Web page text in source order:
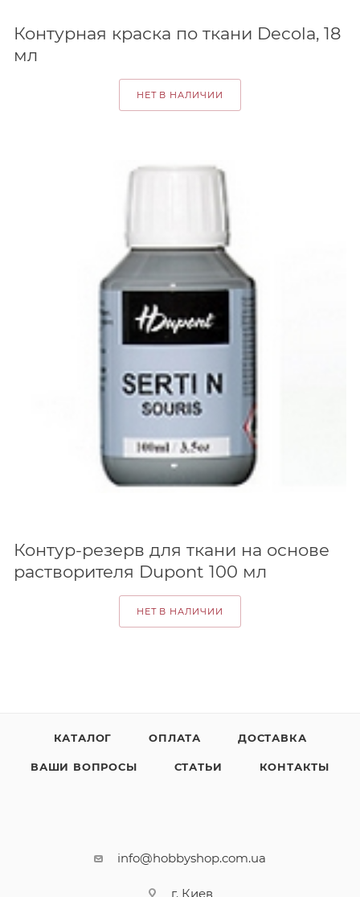
Контурная краска по ткани Decola, 18
мл
НЕТ В НАЛИЧИИ
Контур-резерв для ткани на основе
растворителя Dupont 100 мл
НЕТ В НАЛИЧИИ
КАТАЛОГ ОПЛАТА ДОСТАВКА
ВАШИ ВОПРОСЫ СТАТЬИ КОНТАКТЫ
info@hobbyshop.com.ua
г. Киев